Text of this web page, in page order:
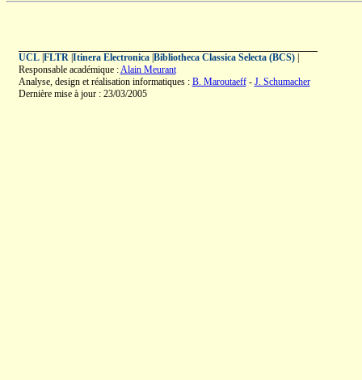
UCL| FLTR| Itinera Electronica| Bibliotheca Classica Selecta (BCS)|
Responsable académique :Alain Meurant
Analyse, design et réalisation informatiques : B. Maroutaeff- J. Schumacher
Dernière mise à jour : 23/03/2005